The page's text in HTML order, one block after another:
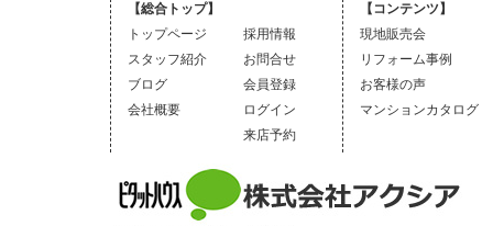
【総合トップ】
トップページ
スタッフ紹介
ブログ
会社概要
採用情報
お問合せ
会員登録
ログイン
来店予約
【コンテンツ】
現地販売会
リフォーム事例
お客様の声
マンションカタログ